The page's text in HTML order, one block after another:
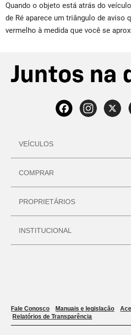
Quando o objeto está atrás do
de Ré aparece um triângulo de aviso
vermelho à medida que você se